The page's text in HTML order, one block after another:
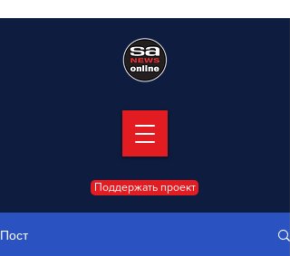
Поддержать проект
Пост